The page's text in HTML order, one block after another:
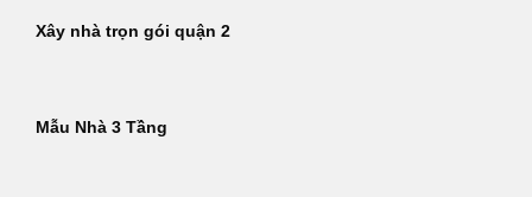
Xây nhà trọn gói quận 2
Mẫu Nhà 3 Tầng